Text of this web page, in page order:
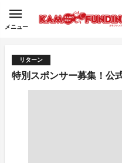
メニュー
リターン
特別スポンサー募集！公